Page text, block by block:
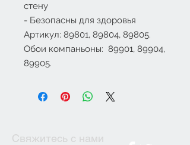
стену
- Безопасны для здоровья
Артикул: 89801, 89804, 89805.
Обои компаньоны: 89901, 89904,
89905.
Свяжитесь с нами